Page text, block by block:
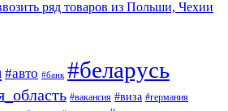
ряд товаров из Польши, Чехии
#авто #банк #беларусь
#вакансия #виза #германия